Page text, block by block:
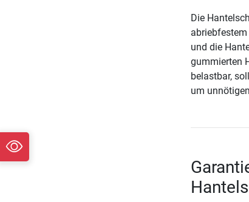
Die
und die
gummierten
belastbar,
um